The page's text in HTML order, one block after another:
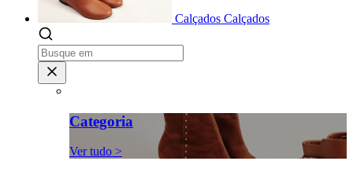
Calçados Calçados
Categoria
Ver tudo >